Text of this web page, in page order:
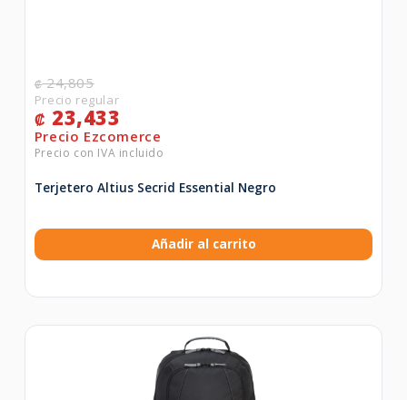
₡24,805
₡ 23,433
Terjetero Altius Secrid Essential Negro
Añadir al carrito